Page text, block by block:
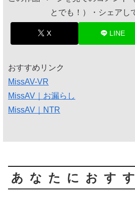
とでも！）・シェアし
X LINE
おすすめリンク
MissAV-VR
MissAV｜お漏らし
MissAV｜NTR
あなたにおす